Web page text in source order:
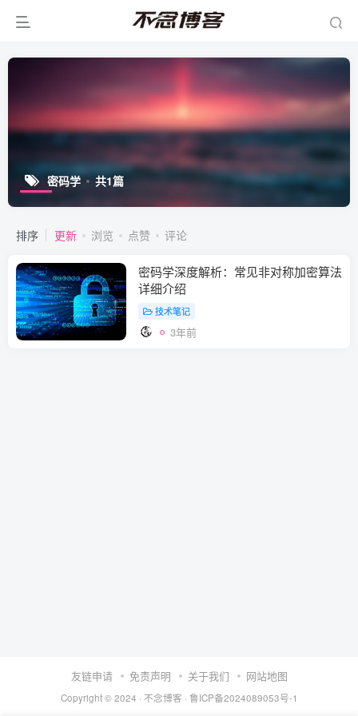
密码学 共1篇
排序 更新 浏览 点赞 评论
密码学深度解析：常见非对称加密算法
详细介绍
技术笔记
3年前
友链申请 免责声明 关于我们 网站地图
Copyright © 2024 · 不念博客 · 鲁ICP备2024089053号-1